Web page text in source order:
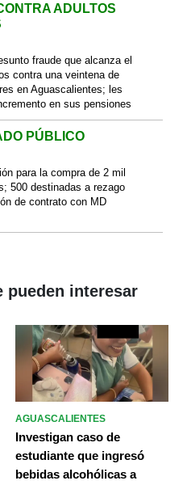
ADULTOS
fraude que alcanza el
contra una veintena de
en Aguascalientes; les
en sus pensiones
PÚBLICO
para la compra de 2 mil
500 destinadas a rezago
de contrato con MD
pueden interesar
AGUASCALIENTES
Investigan caso de
estudiante que ingresó
bebidas alcohólicas a